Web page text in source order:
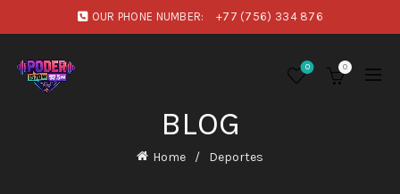
OUR PHONE NUMBER: +77 (756) 334 876
0 0
BLOG
Home Deportes